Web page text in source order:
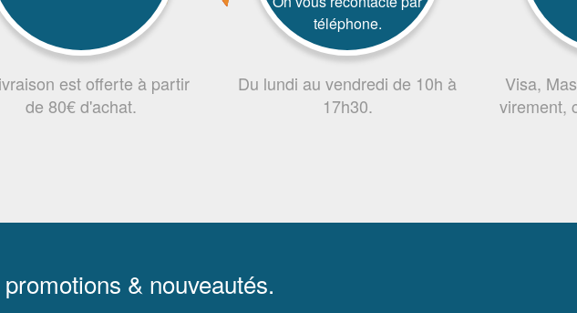
est offerte à partir
de 80€ d'achat.
téléphone.
Du lundi au vendredi de 10h à
17h30.
Visa,
virement,
& nouveautés.